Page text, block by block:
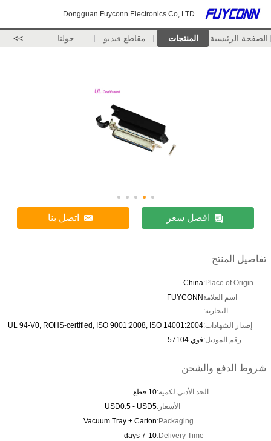
Dongguan Fuyconn Electronics Co,.LTD
الصفحة الرئيسية المنتجات مقاطع فيديو حولنا >>
افضل سعر اتصل بنا
تفاصيل المنتج
Place of Origin:
China
اسم العلامة
التجارية:
FUYCONN
إصدار الشهادات:UL 94-V0, ROHS-certified, ISO 9001:2008, ISO 14001:2004
رقم الموديل:فوي 57104
شروط الدفع والشحن
الحد الأدنى لكمية:10 قطع
الأسعار:USD0.5 - USD5
Packaging:
Vacuum Tray + Carton
Delivery Time:
7-10 days